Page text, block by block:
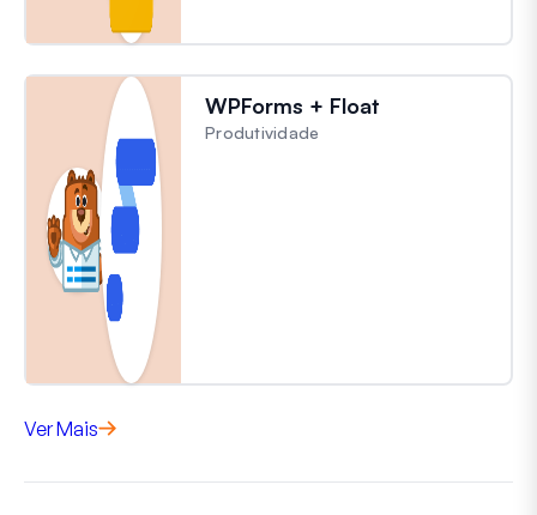
WPForms + Float
Produtividade
Ver Mais